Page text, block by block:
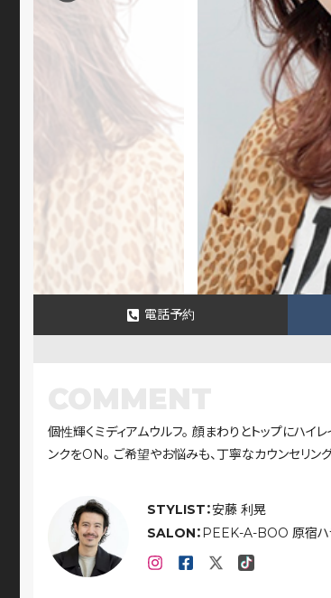
電話予約
STYLIST：安藤 利晃
SALON： PEEK-A-BOO 原宿ハ
個性輝くミディアムウルフ。 顔まわりとトップにハ
ンクをON。 ご希望やお悩みも、丁寧なカウンセリン